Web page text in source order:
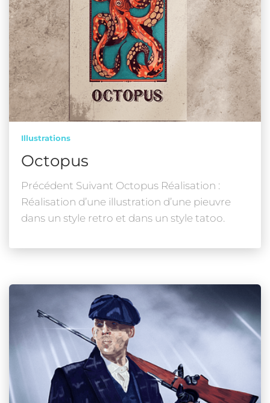
Illustrations
Octopus
Précédent Suivant Octopus Réalisation :
Réalisation d’une illustration d’une pieuvre
dans un style retro et dans un style tatoo.